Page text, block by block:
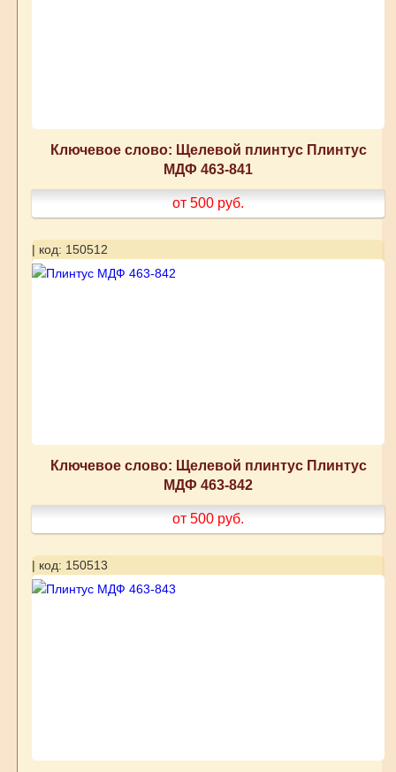
Ключевое слово: Щелевой плинтус Плинтус
МДФ 463-841
от 500 руб.
| код: 150512
Ключевое слово: Щелевой плинтус Плинтус
МДФ 463-842
от 500 руб.
| код: 150513